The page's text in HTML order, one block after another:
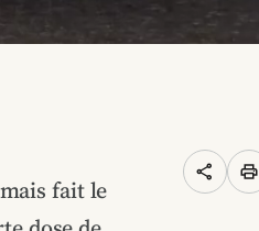
fait le
share print